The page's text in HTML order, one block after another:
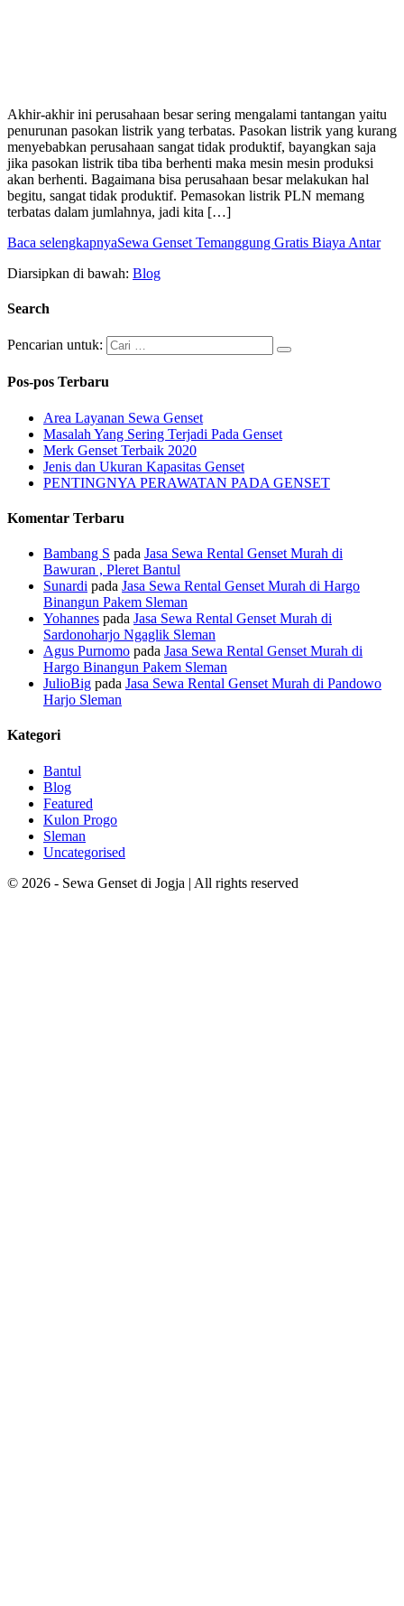
Akhir-akhir ini perusahaan besar sering mengalami tantangan yaitu
penurunan pasokan listrik yang terbatas. Pasokan listrik yang kurang
menyebabkan perusahaan sangat tidak produktif, bayangkan saja
jika pasokan listrik tiba tiba berhenti maka mesin mesin produksi
akan berhenti. Bagaimana bisa perusahaan besar melakukan hal
begitu, sangat tidak produktif. Pemasokan listrik PLN memang
terbatas dalam jumlahnya, jadi kita […]
Baca selengkapnyaSewa Genset Temanggung Gratis Biaya Antar
Diarsipkan di bawah: Blog
Search
Pencarian untuk:
Pos-pos Terbaru
Area Layanan Sewa Genset
Masalah Yang Sering Terjadi Pada Genset
Merk Genset Terbaik 2020
Jenis dan Ukuran Kapasitas Genset
PENTINGNYA PERAWATAN PADA GENSET
Komentar Terbaru
Bambang S pada Jasa Sewa Rental Genset Murah di
Bawuran , Pleret Bantul
Sunardi pada Jasa Sewa Rental Genset Murah di Hargo
Binangun Pakem Sleman
Yohannes pada Jasa Sewa Rental Genset Murah di
Sardonoharjo Ngaglik Sleman
Agus Purnomo pada Jasa Sewa Rental Genset Murah di
Hargo Binangun Pakem Sleman
JulioBig pada Jasa Sewa Rental Genset Murah di Pandowo
Harjo Sleman
Kategori
Bantul
Blog
Featured
Kulon Progo
Sleman
Uncategorised
© 2026 - Sewa Genset di Jogja | All rights reserved